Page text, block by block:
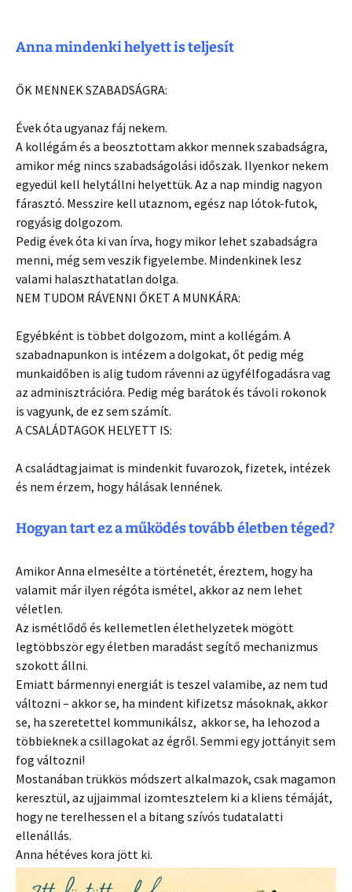
Anna mindenki helyett is teljesít
ŐK MENNEK SZABADSÁGRA:
Évek óta ugyanaz fáj nekem.
A kollégám és a beosztottam akkor mennek szabadságra,
amikor még nincs szabadságolási időszak. Ilyenkor nekem
egyedül kell helytállni helyettük. Az a nap mindig nagyon
fárasztó. Messzire kell utaznom, egész nap lótok-futok,
rogyásig dolgozom.
Pedig évek óta ki van írva, hogy mikor lehet szabadságra
menni, még sem veszik figyelembe. Mindenkinek lesz
valami halaszthatatlan dolga.
NEM TUDOM RÁVENNI ŐKET A MUNKÁRA:
Egyébként is többet dolgozom, mint a kollégám. A
szabadnapunkon is intézem a dolgokat, őt pedig még
munkaidőben is alig tudom rávenni az ügyfélfogadásra vag
az adminisztrációra. Pedig még barátok és távoli rokonok
is vagyunk, de ez sem számít.
A CSALÁDTAGOK HELYETT IS:
A családtagjaimat is mindenkit fuvarozok, fizetek, intézek
és nem érzem, hogy hálásak lennének.
Hogyan tart ez a működés tovább életben téged?
Amikor Anna elmesélte a történetét, éreztem, hogy ha
valamit már ilyen régóta ismétel, akkor az nem lehet
véletlen.
Az ismétlődő és kellemetlen élethelyzetek mögött
legtöbbször egy életben maradást segítő mechanizmus
szokott állni.
Emiatt bármennyi energiát is teszel valamibe, az nem tud
változni – akkor se, ha mindent kifizetsz másoknak, akkor
se, ha szeretettel kommunikálsz, akkor se, ha lehozod a
többieknek a csillagokat az égről. Semmi egy jottányit sem
fog változni!
Mostanában trükkös módszert alkalmazok, csak magamon
keresztül, az ujjaimmal izomtesztelem ki a kliens témáját,
hogy ne terelhessen el a bitang szívós tudatalatti
ellenállás.
Anna hétéves kora jött ki.